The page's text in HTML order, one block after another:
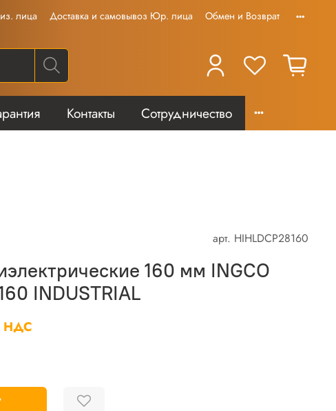
лица Доставка и самовывоз Юр. лица Обмен и Возврат
Контакты Сотрудничество
арт. HIHLDCP28160
160 мм INGCO
INDUSTRIAL
НДС